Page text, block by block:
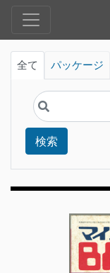
全て パッケージ
検索